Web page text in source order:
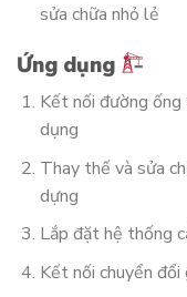
sửa chữa nhỏ lẻ
Ứng dụng
Kết nối đường
dụng
Thay thế và sửa
dựng
Lắp đặt hệ thống
Kết nối chuyển đổi